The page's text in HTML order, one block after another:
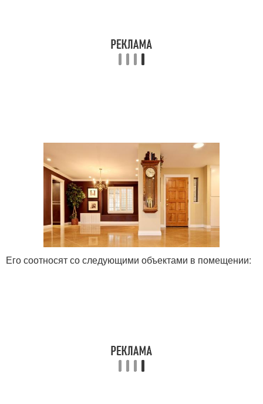
Его соотносят со следующими объектами в помещении: